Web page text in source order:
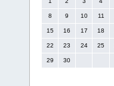
8 9 10 11
15 16 17 18
22 23 24 25
29 30